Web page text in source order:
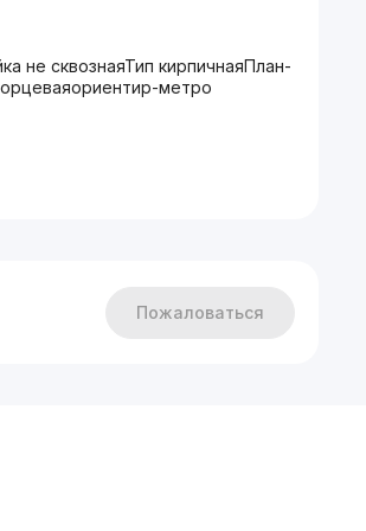
не сквознаяТип кирпичнаяПлан-
метро
Пожаловаться